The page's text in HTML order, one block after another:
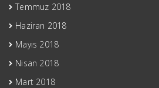
Temmuz 2018
Haziran 2018
Mayıs 2018
Nisan 2018
Mart 2018